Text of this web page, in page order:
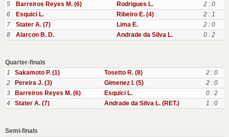
5
Barreiros Reyes M. (6) Rodrigues L.
2 : 0
6
Esquici L. Ribeiro E. (4)
2 : 1
7
Stater A. (7) Lima E.
2 : 0
8
Alarcon B. D. Andrade da Silva L. 0 : 2
Quarter-finals
1
Sakamoto P. (1) Tosetto R. (8)
2 : 0
2
Pereira J. (3) Gimenez I. (5)
2 : 0
3
Barreiros Reyes M. (6) Esquici L.
0 : 2
4
Stater A. (7) Andrade da Silva L. (RET.) 1 : 0
Semi-finals